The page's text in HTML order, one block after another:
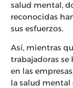
salud mental,
reconocidas
sus esfuerzos.
Así, mientras
trabajadoras
en las
la salud mental